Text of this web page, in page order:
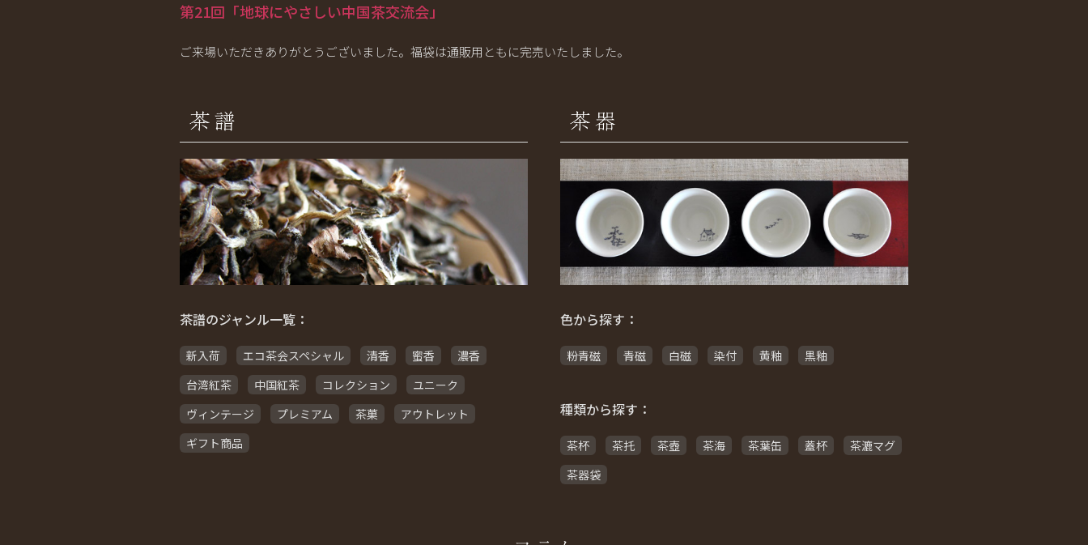
第21回「地球にやさしい中国茶交流会」
ご来場いただきありがとうございました。福袋は通販用ともに完売いたしました。
茶譜のジャンル一覧：
新入荷 エコ茶会スペシャル 清香 蜜香
濃香
台湾紅茶
中国紅茶 コレクション
ユニーク
ヴィンテージ
プレミアム 茶菓
アウトレット
ギフト商品
色から探す：
粉青磁 青磁 白磁 染付 黄釉 黒釉
種類から探す：
茶杯 茶托 茶壺 茶海 茶葉缶 蓋杯
茶漉マグ
茶器袋